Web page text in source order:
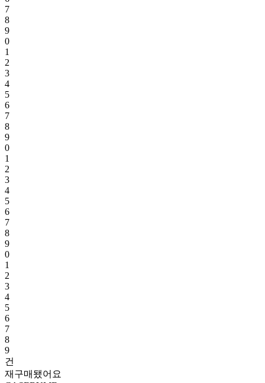
7
8
9
0
1
2
3
4
5
6
7
8
9
0
1
2
3
4
5
6
7
8
9
0
1
2
3
4
5
6
7
8
9
건
재구매됐어요